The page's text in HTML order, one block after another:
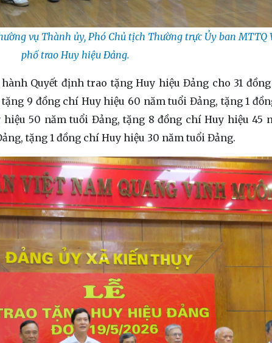
vụ Thành ủy, Phó Chủ tịch Thường trực Ủy ban
phố trao Huy hiệu Đảng.
Quyết định trao tặng Huy hiệu Đảng cho 31
9 đồng chí Huy hiệu 60 năm tuổi Đảng, tặng 1
50 năm tuổi Đảng, tặng 8 đồng chí Huy hiệu 45
tặng 1 đồng chí Huy hiệu 30 năm tuổi Đảng.